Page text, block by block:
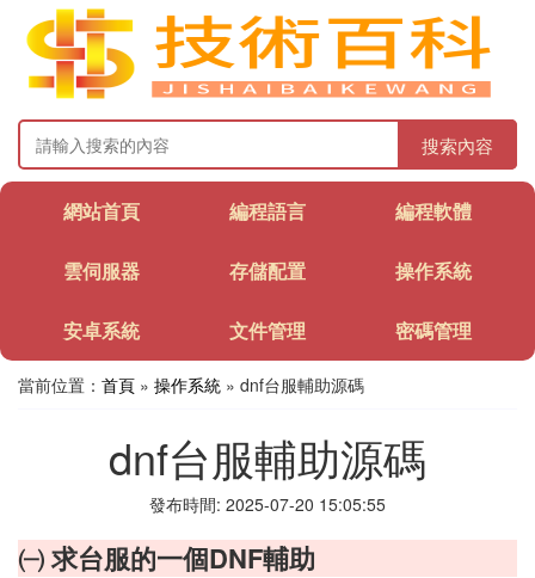
搜索內容
網站首頁 編程語言 編程軟體
雲伺服器 存儲配置 操作系統
安卓系統 文件管理 密碼管理
當前位置： 首頁 » 操作系統 » dnf台服輔助源碼
dnf台服輔助源碼
發布時間: 2025-07-20 15:05:55
㈠ 求台服的一個DNF輔助